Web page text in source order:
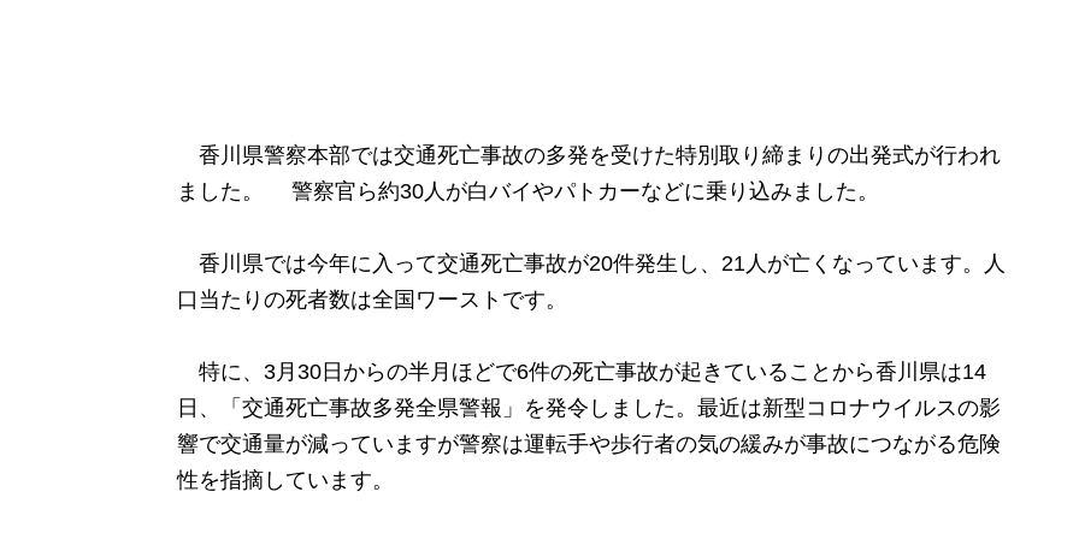
香川県警察本部では交通死亡事故の多発を受けた特別取り締まりの出発式が行われ
ました。 警察官ら約30人が白バイやパトカーなどに乗り込みました。
香川県では今年に入って交通死亡事故が20件発生し、21人が亡くなっています。人
口当たりの死者数は全国ワーストです。
特に、3月30日からの半月ほどで6件の死亡事故が起きていることから香川県は14
日、「交通死亡事故多発全県警報」を発令しました。最近は新型コロナウイルスの影
響で交通量が減っていますが警察は運転手や歩行者の気の緩みが事故につながる危険
性を指摘しています。